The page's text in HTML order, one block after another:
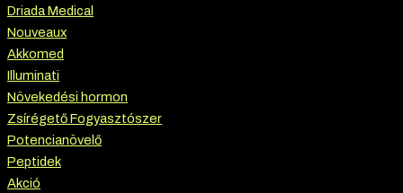
Driada Medical
Nouveaux
Akkomed
Illuminati
Növekedési hormon
Zsírégető Fogyasztószer
Potencianövelő
Peptidek
Akció